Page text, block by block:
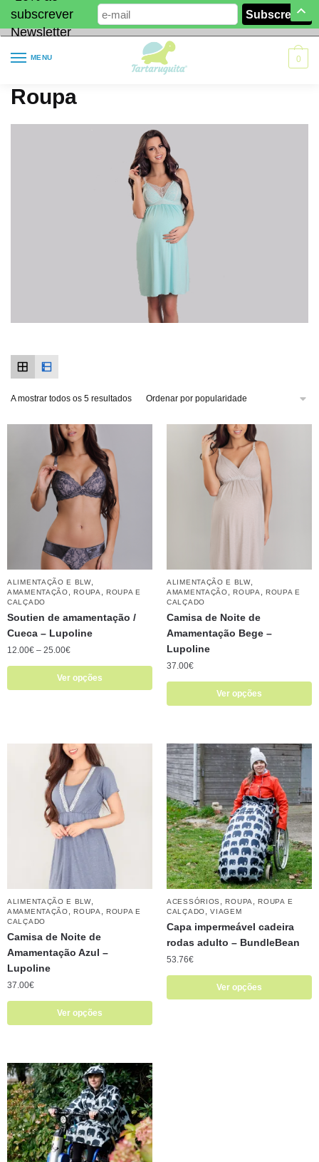
subscrever
Newsletter
MENU 0
Roupa
A mostrar todos os 5 resultados
ALIMENTAÇÃO E BLW,
AMAMENTAÇÃO,ROUPA,ROUPA E
CALÇADO
Soutien de amamentação /
Cueca – Lupoline
12.00€ – 25.00€
Ver opções
ALIMENTAÇÃO E BLW,
AMAMENTAÇÃO,ROUPA,ROUPA E
CALÇADO
Camisa de Noite de
Amamentação Bege –
Lupoline
37.00€
Ver opções
ALIMENTAÇÃO E BLW,
AMAMENTAÇÃO ,ROUPA ,ROUPA E
CALÇADO
Camisa de Noite de
Amamentação Azul –
Lupoline
37.00€
Ver opções
ACESSÓRIOS ,ROUPA ,ROUPA E
CALÇADO
,VIAGEM
Capa impermeável cadeira
rodas adulto – BundleBean
53.76€
Ver opções